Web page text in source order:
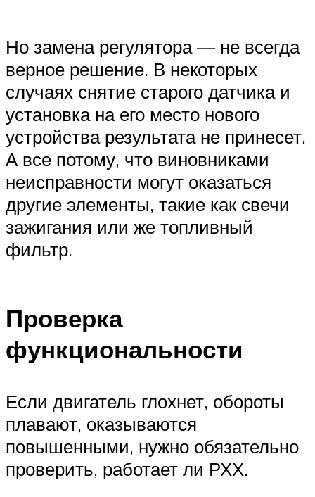
Но замена регулятора — не всегда
верное решение. В некоторых
случаях снятие старого датчика и
установка на его место нового
устройства результата не принесет.
А все потому, что виновниками
неисправности могут оказаться
другие элементы, такие как свечи
зажигания или же топливный
фильтр.
Проверка
функциональности
Если двигатель глохнет, обороты
плавают, оказываются
повышенными, нужно обязательно
проверить, работает ли РХХ.